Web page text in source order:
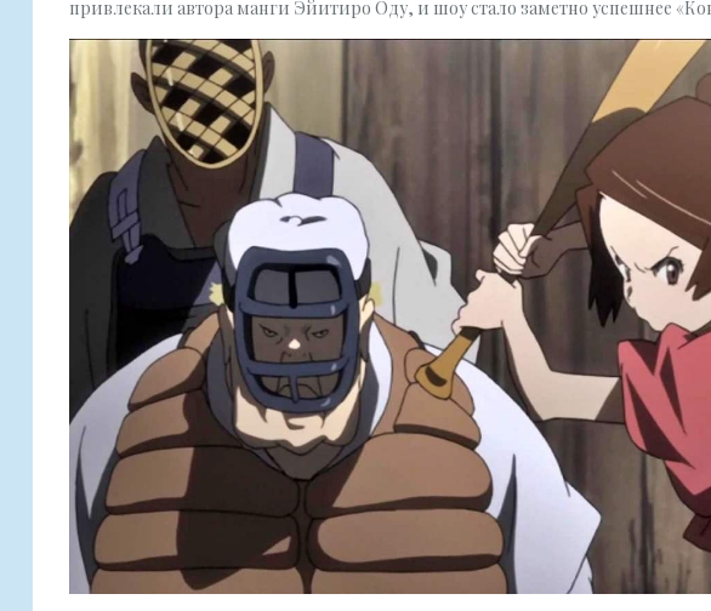
привлекали автора манги Эйитиро Оду, и шоу стало заметно успешнее